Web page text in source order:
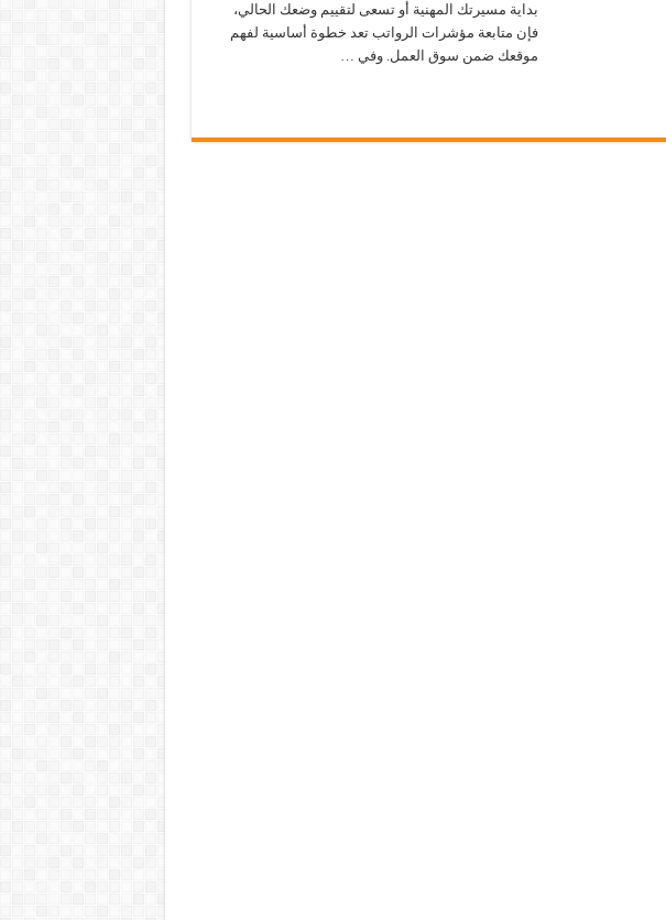
بداية مسيرتك المهنية أو تسعى لتقييم وضعك الحالي،
فإن متابعة مؤشرات الرواتب تعد خطوة أساسية لفهم
موقعك ضمن سوق العمل. وفي …